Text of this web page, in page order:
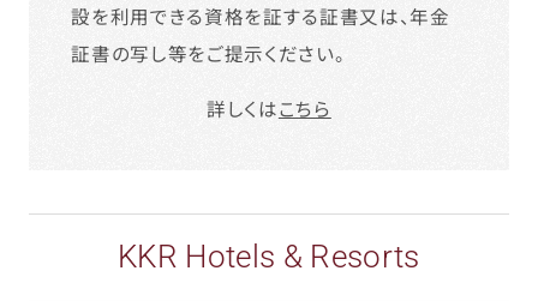
設を利用できる資格を証する証書又は、年金
証書の写し等をご提示ください。
詳しくはこちら
KKR Hotels & Resorts